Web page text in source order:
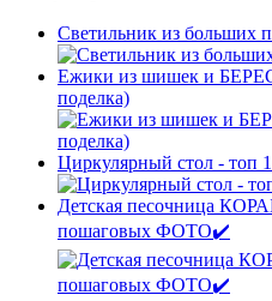
Светильник из больших
Ежики из шишек и
поделка)
Циркулярный стол - топ
Детская песочница
пошаговых ФОТО✔️